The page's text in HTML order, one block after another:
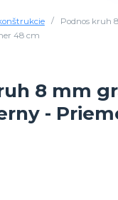
Podnos kruh
48 cm
8 mm
-